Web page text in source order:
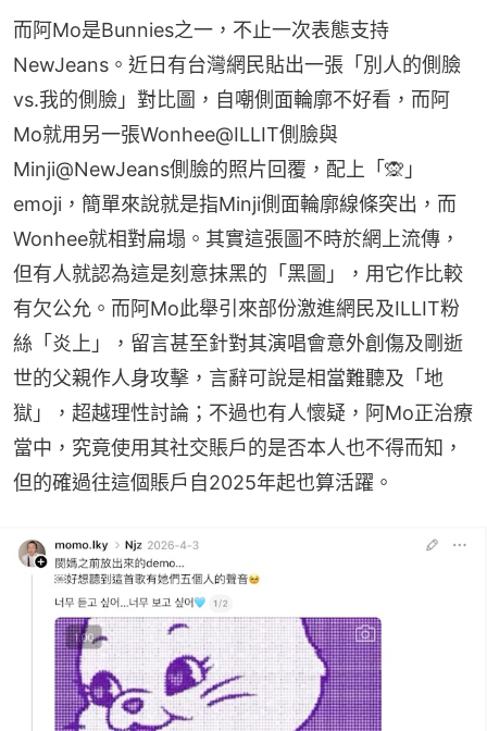
而阿Mo是Bunnies之一，不止一次表態支持
NewJeans。近日有台灣網民貼出一張「別人的側臉
vs.我的側臉」對比圖，自嘲側面輪廓不好看，而阿
Mo就用另一張Wonhee@ILLIT側臉與
Minji@NewJeans側臉的照片回覆，配上「🙊」
emoji，簡單來說就是指Minji側面輪廓線條突出，而
Wonhee就相對扁塌。其實這張圖不時於網上流傳，
但有人就認為這是刻意抹黑的「黑圖」，用它作比較
有欠公允。而阿Mo此舉引來部份激進網民及ILLIT粉
絲「炎上」，留言甚至針對其演唱會意外創傷及剛逝
世的父親作人身攻擊，言辭可說是相當難聽及「地
獄」，超越理性討論；不過也有人懷疑，阿Mo正治療
當中，究竟使用其社交賬戶的是否本人也不得而知，
但的確過往這個賬戶自2025年起也算活躍。